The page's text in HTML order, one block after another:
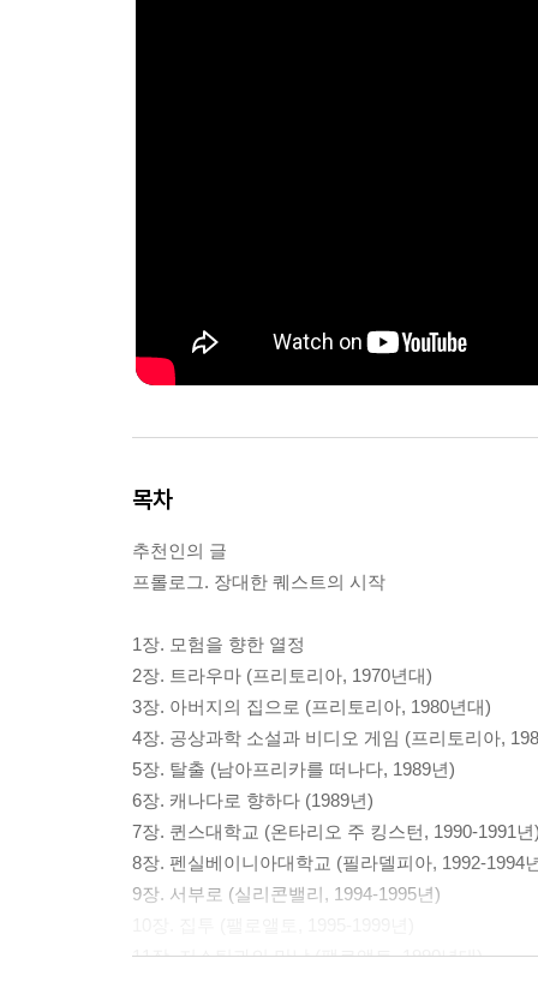
목차
추천인의 글
프롤로그. 장대한 퀘스트의 시작
1장. 모험을 향한 열정
2장. 트라우마 (프리토리아, 1970년대)
3장. 아버지의 집으로 (프리토리아, 1980년대)
4장. 공상과학 소설과 비디오 게임 (프리토리아,
5장. 탈출 (남아프리카를 떠나다, 1989년)
6장. 캐나다로 향하다 (1989년)
7장. 퀸스대학교 (온타리오 주 킹스턴, 1990-1991년
8장. 펜실베이니아대학교 (필라델피아, 1992-1994
9장. 서부로 (실리콘밸리, 1994-1995년)
11장. 저스틴과의 만남 (팰로앨토, 1990년대)